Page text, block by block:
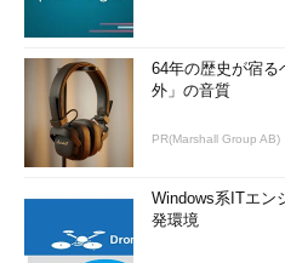
64年の歴史が宿る
外」の音質
PR(Marshall Group AB)
Windows系ITエン
発環境